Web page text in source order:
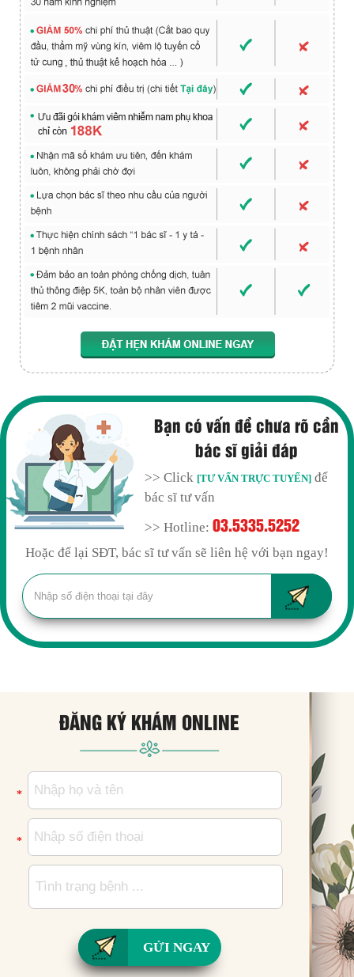
Bạn có vấn đề chưa rõ cần
bác sĩ giải đáp
>> Click [TƯ VẤN TRỰC TUYẾN] để
bác sĩ tư vấn
>> Hotline:03.5335.5252
Hoặc để lại SĐT, bác sĩ tư vấn sẽ liên hệ với bạn ngay!
ĐĂNG KÝ KHÁM ONLINE
*
*
GỬI NGAY